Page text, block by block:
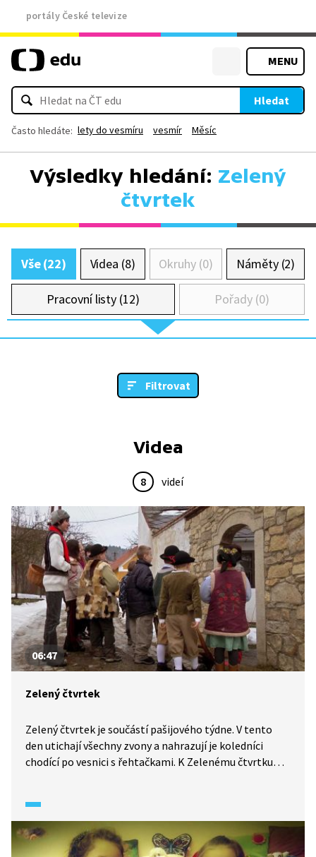
portály České televize
MENU
Hledat
Často hledáte: lety do vesmíru vesmír Měsíc
Výsledky hledání: Zelený
čtvrtek
Vše (22) Videa (8) Okruhy (0) Náměty (2)
Pracovní listy (12) Pořady (0)
Filtrovat
Videa
8 videí
06:47
Zelený čtvrtek
Zelený čtvrtek je součástí pašijového týdne. V tento
den utichají všechny zvony a nahrazují je koledníci
chodící po vesnici s řehtačkami. K Zelenému čtvrtku